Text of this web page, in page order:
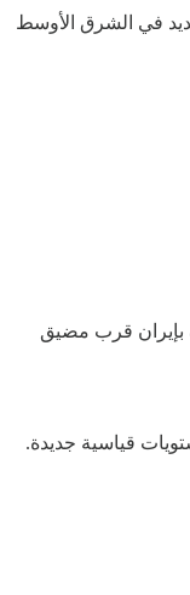
في الشرق الأوسط
بإيران قرب مضيق
قياسية جديدة.